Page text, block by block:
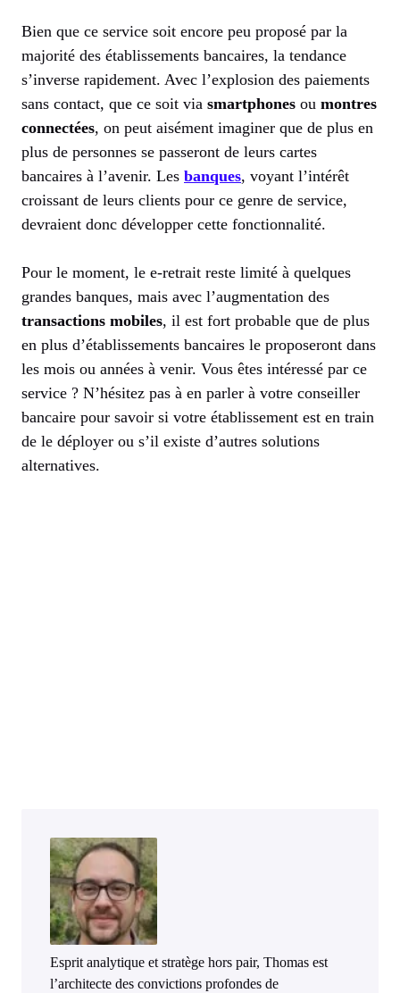
Bien que ce service soit encore peu proposé par la
majorité des établissements bancaires, la tendance
s’inverse rapidement. Avec l’explosion des paiements
sans contact, que ce soit via smartphones ou montres
connectées, on peut aisément imaginer que de plus en
plus de personnes se passeront de leurs cartes
bancaires à l’avenir. Les banques, voyant l’intérêt
croissant de leurs clients pour ce genre de service,
devraient donc développer cette fonctionnalité.
Pour le moment, le e-retrait reste limité à quelques
grandes banques, mais avec l’augmentation des
transactions mobiles, il est fort probable que de plus
en plus d’établissements bancaires le proposeront dans
les mois ou années à venir. Vous êtes intéressé par ce
service ? N’hésitez pas à en parler à votre conseiller
bancaire pour savoir si votre établissement est en train
de le déployer ou s’il existe d’autres solutions
alternatives.
Esprit analytique et stratège hors pair, Thomas est
l’architecte des convictions profondes de